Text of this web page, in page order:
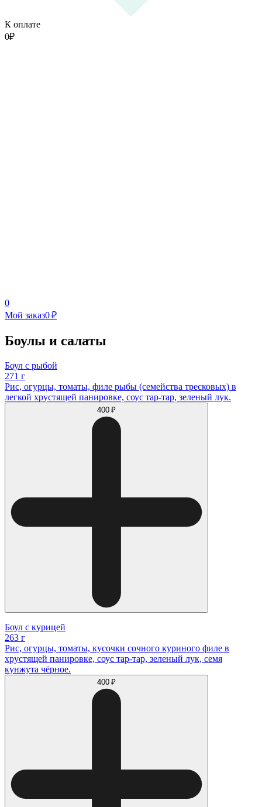
К оплате
0₽
0
Мой заказ0 ₽
Боулы и салаты
Боул с рыбой
271 г
Рис, огурцы, томаты, филе рыбы (семейства тресковых) в
легкой хрустящей панировке, соус тар-тар, зеленый лук.
400 ₽
Боул с курицей
263 г
Рис, огурцы, томаты, кусочки сочного куриного филе в
хрустящей панировке, соус тар-тар, зеленый лук, семя
кунжута чёрное.
400 ₽